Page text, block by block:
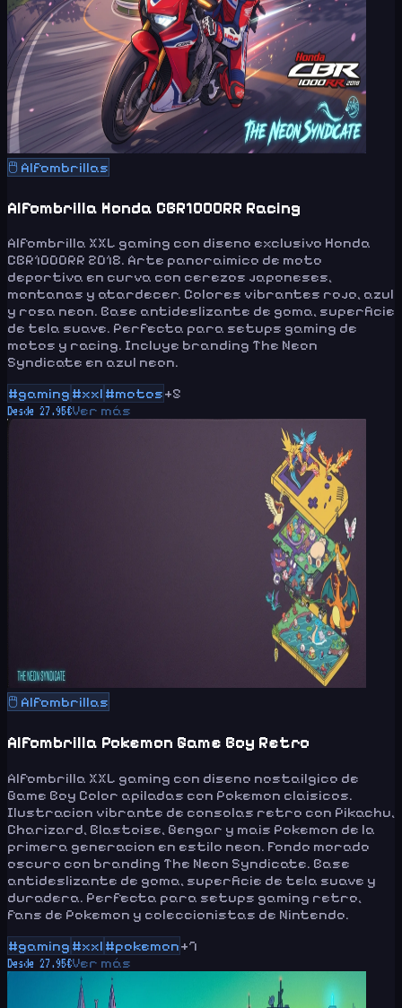
🖱️ Alfombrillas
Alfombrilla Honda CBR1000RR Racing
Alfombrilla XXL gaming con diseno exclusivo Honda
CBR1000RR 2018. Arte panoraimico de moto
deportiva en curva con cerezos japoneses,
montanas y atardecer. Colores vibrantes rojo, azul
y rosa neon. Base antideslizante de goma, superficie
de tela suave. Perfecta para setups gaming de
motos y racing. Incluye branding The Neon
Syndicate en azul neon.
#gaming #xxl #motos+5
Desde 27.95€Ver más
🖱️ Alfombrillas
Alfombrilla Pokemon Game Boy Retro
Alfombrilla XXL gaming con diseno nostailgico de
Game Boy Color apiladas con Pokemon claisicos.
Ilustracion vibrante de consolas retro con Pikachu,
Charizard, Blastoise, Gengar y mais Pokemon de la
primera generacion en estilo neon. Fondo morado
oscuro con branding The Neon Syndicate. Base
antideslizante de goma, superficie de tela suave y
duradera. Perfecta para setups gaming retro,
fans de Pokemon y coleccionistas de Nintendo.
#gaming #xxl #pokemon+7
Desde 27.95€Ver más